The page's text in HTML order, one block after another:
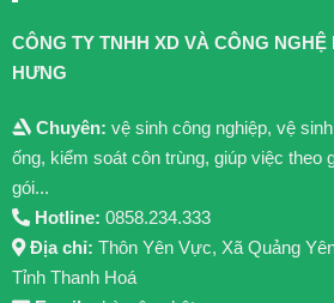
CÔNG TY TNHH XD VÀ CÔNG
HƯNG
Chuyên: vệ sinh công nghiệp, vệ
ống, kiểm soát côn trùng, giúp việc theo
gói...
Hotline: 0858.234.333
Địa chỉ: Thôn Yên Vực, Xã Quảng
Tỉnh Thanh Hoá